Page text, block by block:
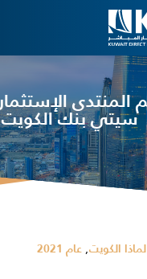
سيتي بنك الكويت
لماذا الكويت, عام 2021